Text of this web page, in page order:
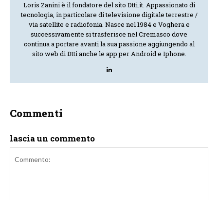
Loris Zanini è il fondatore del sito Dtti.it. Appassionato di
tecnologia, in particolare di televisione digitale terrestre /
via satellite e radiofonia. Nasce nel 1984 e Voghera e
successivamente si trasferisce nel Cremasco dove
continua a portare avanti la sua passione aggiungendo al
sito web di Dtti anche le app per Android e Iphone.
Commenti
lascia un commento